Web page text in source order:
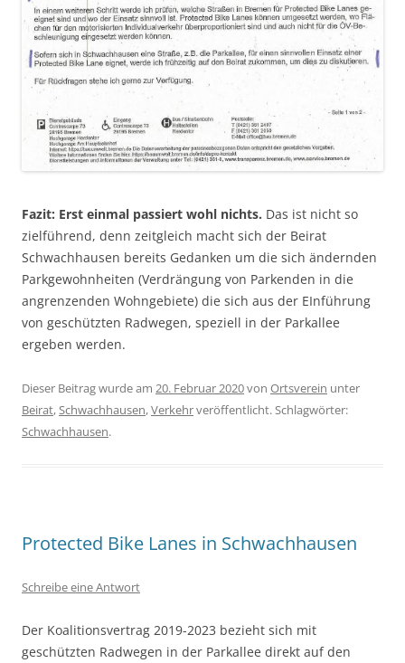
Fazit: Erst einmal passiert wohl nichts. Das ist nicht so
zielführend, denn zeitgleich macht sich der Beirat
Schwachhausen bereits Gedanken um die sich ändernden
Parkgewohnheiten (Verdrängung von Parkenden in die
angrenzenden Wohngebiete) die sich aus der EInführung
von geschützten Radwegen, speziell in der Parkallee
ergeben werden.
Dieser Beitrag wurde am 20. Februar 2020von Ortsverein unter
Beirat,Schwachhausen,Verkehrveröffentlicht. Schlagwörter:
Schwachhausen.
Protected Bike Lanes in Schwachhausen
Schreibe eine Antwort
Der Koalitionsvertrag 2019-2023 bezieht sich mit
geschützten Radwegen in der Parkallee direkt auf den